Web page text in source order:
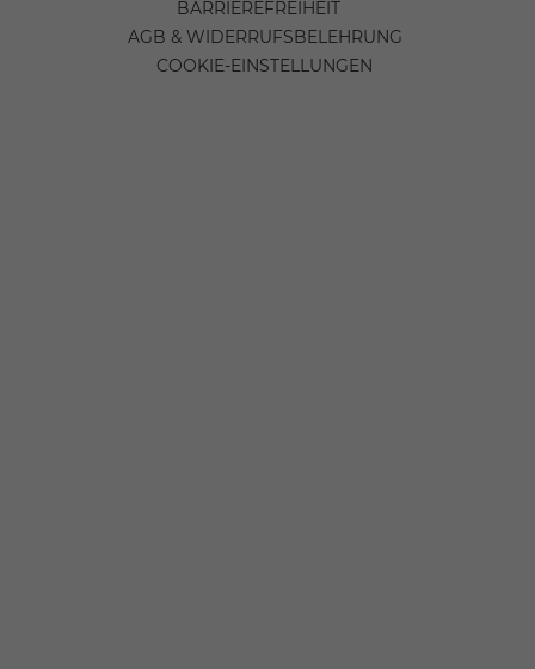
BARRIEREFREIHEIT
AGB & WIDERRUFSBELEHRUNG
COOKIE-EINSTELLUNGEN